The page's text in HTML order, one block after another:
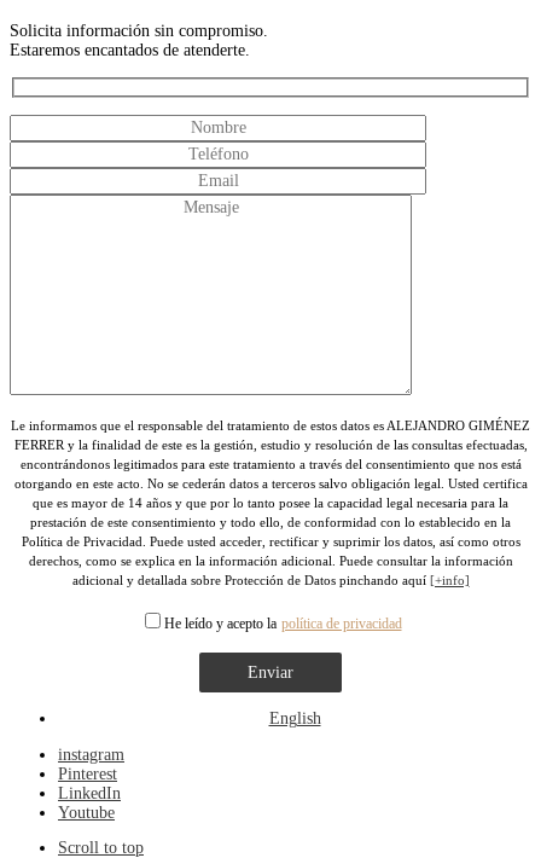
Solicita información sin compromiso.
Estaremos encantados de atenderte.
Le informamos que el responsable del tratamiento de estos datos es ALEJANDRO GIMÉNEZ
FERRER y la finalidad de este es la gestión, estudio y resolución de las consultas efectuadas,
encontrándonos legitimados para este tratamiento a través del consentimiento que nos está
otorgando en este acto. No se cederán datos a terceros salvo obligación legal. Usted certifica
que es mayor de 14 años y que por lo tanto posee la capacidad legal necesaria para la
prestación de este consentimiento y todo ello, de conformidad con lo establecido en la
Política de Privacidad. Puede usted acceder, rectificar y suprimir los datos, así como otros
derechos, como se explica en la información adicional. Puede consultar la información
adicional y detallada sobre Protección de Datos pinchando aquí [+info]
He leído y acepto la política de privacidad
English
instagram
Pinterest
LinkedIn
Youtube
Scroll to top